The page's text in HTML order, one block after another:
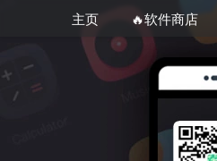
主页 🔥软件商店